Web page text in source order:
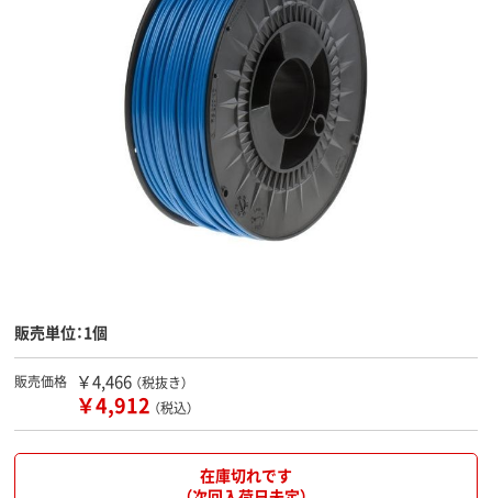
販売単位：1個
販売価格 ￥4,466 （税抜き）
￥4,912 （税込）
在庫切れです